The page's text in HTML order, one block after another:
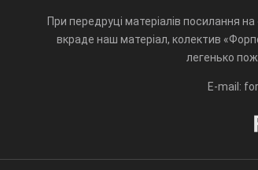
При передруці матеріалів посилання
вкраде наш матеріал, колектив
легенько
E-mail: